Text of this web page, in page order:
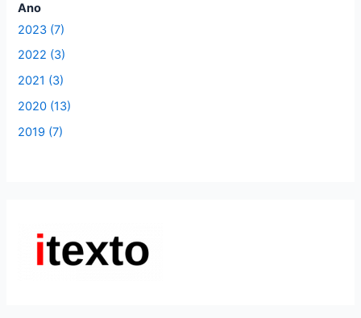
Ano
2023 (7)
2022 (3)
2021 (3)
2020 (13)
2019 (7)